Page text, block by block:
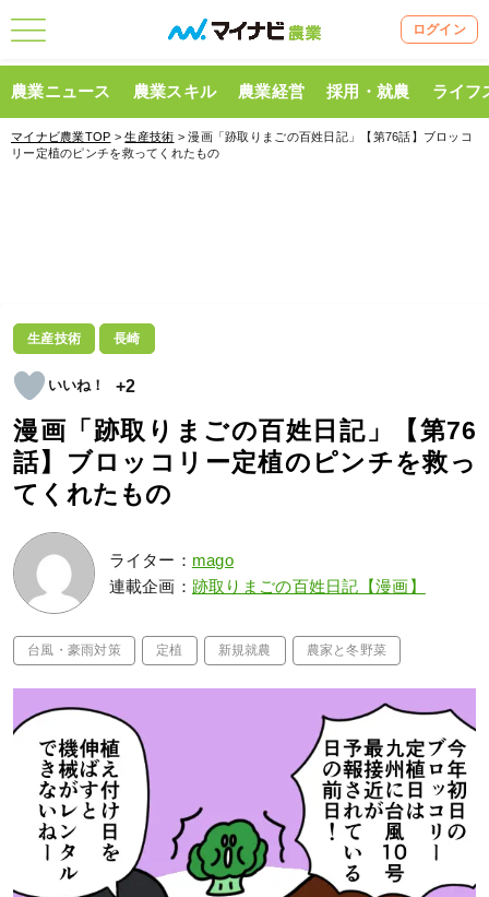
ログイン
農業ニュース 農業スキル 農業経営 採用・就農 ライフ
マイナビ農業TOP >生産技術 > 漫画「跡取りまごの百姓日記」【第76話】ブロッコ
リー定植のピンチを救ってくれたもの
生産技術 長崎
+2
漫画「跡取りまごの百姓日記」【第76
話】ブロッコリー定植のピンチを救っ
てくれたもの
ライター： mago
連載企画： 跡取りまごの百姓日記【漫画】
台風・豪雨対策 定植 新規就農 農家と冬野菜